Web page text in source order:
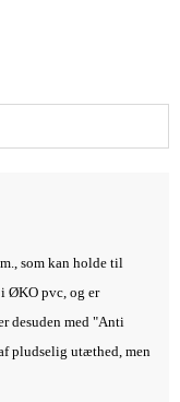
som kan holde til
ØKO pvc, og er
desuden med "Anti
pludselig utæthed, men